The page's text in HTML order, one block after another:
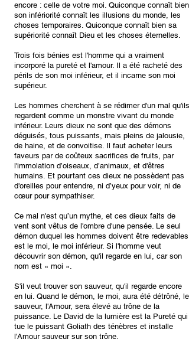
encore : celle de votre moi. Quiconque connaît bien
son infériorité connaît les illusions du monde, les
choses temporaires. Quiconque connaît bien sa
supériorité connaît Dieu et les choses éternelles.
Trois fois bénies est l'homme qui a vraiment
incorporé la pureté et l'amour. Il a été racheté des
périls de son moi inférieur, et il incarne son moi
supérieur.
Les hommes cherchent à se rédimer d'un mal qu'ils
regardent comme un monstre vivant du monde
inférieur. Leurs dieux ne sont que des démons
déguisés, tous puissants, mais pleins de jalousie,
de haine, et de convoitise. Il faut acheter leurs
faveurs par de coûteux sacrifices de fruits, par
l'immolation d’oiseaux, d’animaux, et d'êtres
humains. Et pourtant ces dieux ne possèdent pas
d'oreilles pour entendre, ni d’yeux pour voir, ni de
cœur pour sympathiser.
Ce mal n'est qu’un mythe, et ces dieux faits de
vent sont vêtus de l'ombre d'une pensée. Le seul
démon duquel les hommes doivent être redevables
est le moi, le moi inférieur. Si l'homme veut
découvrir son démon, qu'il regarde en lui, car son
nom est « moi ».
S'il veut trouver son sauveur, qu'il regarde encore
en lui. Quand le démon, le moi, aura été détrôné, le
sauveur, l'Amour, sera élevé au trône de la
puissance. Le David de la lumière est la Pureté qui
tue le puissant Goliath des ténèbres et installe
l'Amour sauveur sur son trône.